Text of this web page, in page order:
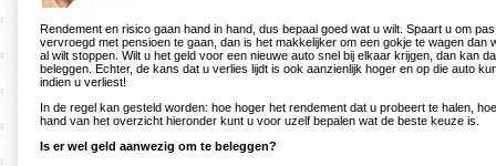
Rendement en risico gaan hand in hand, dus bepaal goed wat u wilt. Spaart u om
vervroegd met pensioen te gaan, dan is het makkelijker om een gokje te wagen dan
al wilt stoppen. Wilt u het geld voor een nieuwe auto snel bij elkaar krijgen, dan kan
beleggen. Echter, de kans dat u verlies lijdt is ook aanzienlijk hoger en op die auto
indien u verliest!
In de regel kan gesteld worden: hoe hoger het rendement dat u probeert te halen,
hand van het overzicht hieronder kunt u voor uzelf bepalen wat de beste keuze is.
Is er wel geld aanwezig om te beleggen?